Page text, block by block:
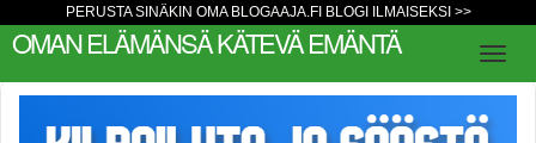
PERUSTA SINÄKIN OMA BLOGAAJA.FI BLOGI ILMAISEKSI >>
OMAN ELÄMÄNSÄ KÄTEVÄ EMÄNTÄ